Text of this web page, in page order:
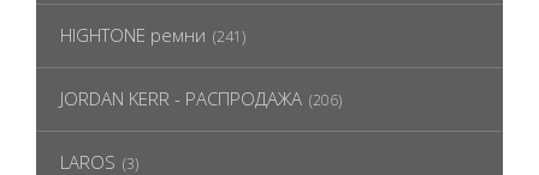
HIGHTONE ремни (241)
JORDAN KERR - РАСПРОДАЖА (206)
LAROS (3)